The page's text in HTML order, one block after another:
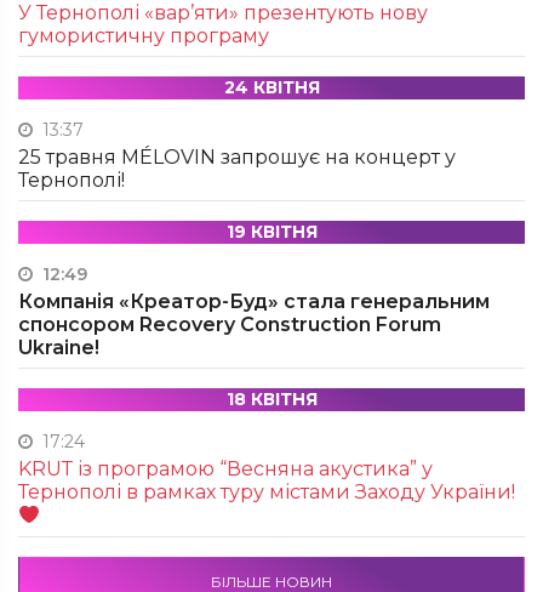
У Тернополі «вар’яти» презентують нову
гумористичну програму
24 КВІТНЯ
13:37
25 травня MÉLOVIN запрошує на концерт у
Тернополі!
19 КВІТНЯ
12:49
Компанія «Креатор-Буд» стала генеральним
спонсором Recovery Construction Forum
Ukraine!
18 КВІТНЯ
17:24
KRUТ із програмою “Весняна акустика” у
Тернополі в рамках туру містами Заходу України!
БІЛЬШЕ НОВИН